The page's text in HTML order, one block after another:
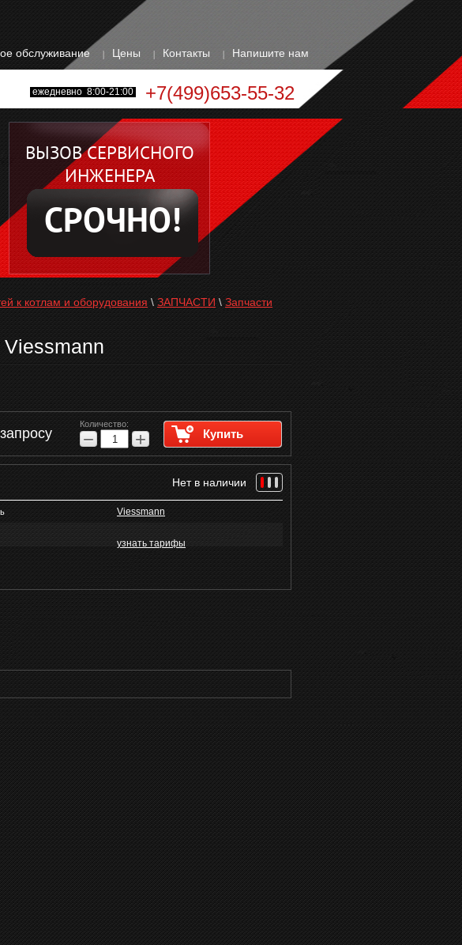
обслуживание Цены Контакты Напишите нам
ежедневно 8:00-21:00 +7(499)653-55-32
ВЫЗОВ СЕРВИСНОГО
ИНЖЕНЕРА
СРОЧНО!
к котлам и оборудования \ ЗАПЧАСТИ \ Запчасти
Количество:
− + Купить
Нет в наличии
Viessmann
узнать тарифы